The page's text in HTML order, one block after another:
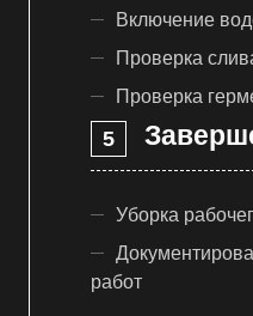
Включение
Проверка
Проверка
Уборка
работ